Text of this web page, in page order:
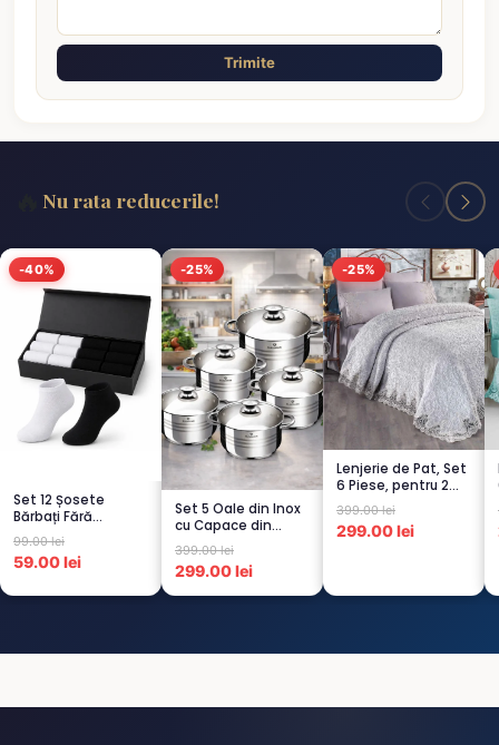
Trimite
Nu rata reducerile!
-40%
Set 12 Șosete
Bărbați Fără
Cusături – 6 Albe +
6 Negre...
99.00 lei
59.00 lei
-25%
Set 5 Oale din Inox
cu Capace din
Sticlă
Termorezistent...
399.00 lei
299.00 lei
-25%
Lenjerie de Pat, Set
6 Piese, pentru 2
persoana, GRI -1...
399.00 lei
299.00 lei